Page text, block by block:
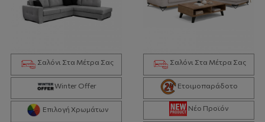
Σαλόνι Στα Μέτρα Σας
Winter Offer
Επιλογή Χρωμάτων
Σαλόνι Στα Μέτρα Σας
Ετοιμοπαράδοτο
Νέο Προϊόν